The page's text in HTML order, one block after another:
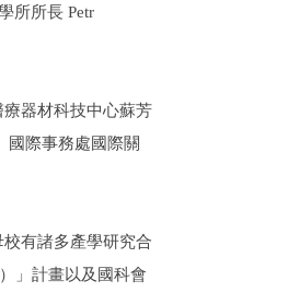
學所所長 Petr
器材科技中心蘇芳
國際事務處國際關
有諸多產學研究合
）」計畫以及國科會